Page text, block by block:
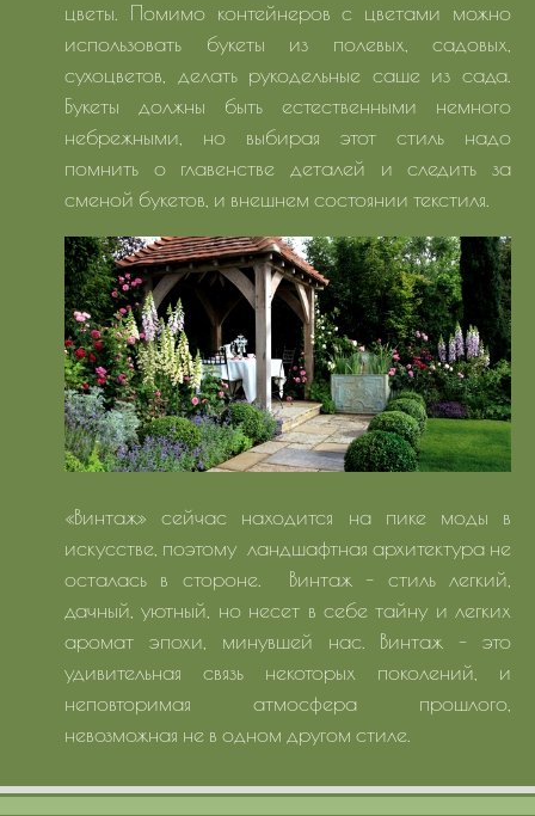
цветы. Помимо контейнеров с цветами можно
использовать букеты из полевых, садовых,
сухоцветов, делать рукодельные саше из сада.
Букеты должны быть естественными немного
небрежными, но выбирая этот стиль надо
помнить о главенстве деталей и следить за
сменой букетов, и внешнем состоянии текстиля.
«Винтаж» сейчас находится на пике моды в
искусстве, поэтому ландшафтная архитектура не
осталась в стороне. Винтаж – стиль легкий,
дачный, уютный, но несет в себе тайну и легких
аромат эпохи, минувшей нас. Винтаж - это
удивительная связь некоторых поколений, и
неповторимая атмосфера прошлого,
невозможная не в одном другом стиле.